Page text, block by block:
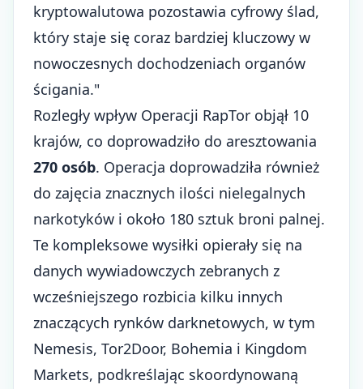
kryptowalutowa pozostawia cyfrowy ślad,
który staje się coraz bardziej kluczowy w
nowoczesnych dochodzeniach organów
ścigania."
Rozległy wpływ Operacji RapTor objął 10
krajów, co doprowadziło do aresztowania
270 osób. Operacja doprowadziła również
do zajęcia znacznych ilości nielegalnych
narkotyków i około 180 sztuk broni palnej.
Te kompleksowe wysiłki opierały się na
danych wywiadowczych zebranych z
wcześniejszego rozbicia kilku innych
znaczących rynków darknetowych, w tym
Nemesis, Tor2Door, Bohemia i Kingdom
Markets, podkreślając skoordynowaną